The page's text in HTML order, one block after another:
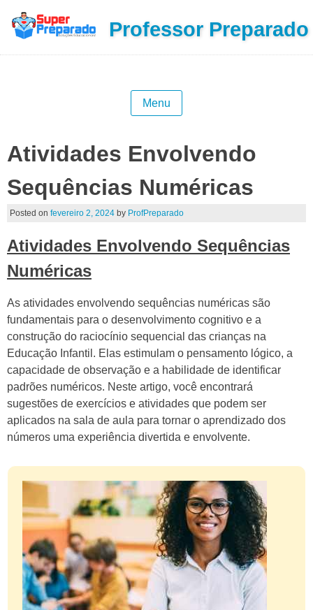
Professor Preparado
Menu
Atividades Envolvendo
Sequências Numéricas
Posted on fevereiro 2, 2024by ProfPreparado
Atividades Envolvendo Sequências
Numéricas
As atividades envolvendo sequências numéricas são
fundamentais para o desenvolvimento cognitivo e a
construção do raciocínio sequencial das crianças na
Educação Infantil. Elas estimulam o pensamento lógico, a
capacidade de observação e a habilidade de identificar
padrões numéricos. Neste artigo, você encontrará
sugestões de exercícios e atividades que podem ser
aplicados na sala de aula para tornar o aprendizado dos
números uma experiência divertida e envolvente.